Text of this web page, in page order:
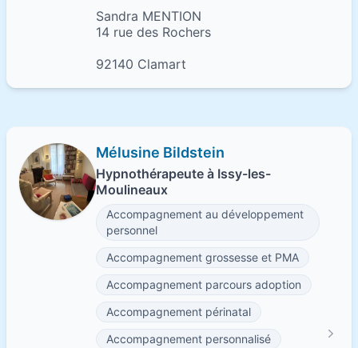
Sandra MENTION
14 rue des Rochers
92140 Clamart
Mélusine Bildstein
Hypnothérapeute à Issy-les-
Moulineaux
Accompagnement au développement
personnel
Accompagnement grossesse et PMA
Accompagnement parcours adoption
Accompagnement périnatal
Accompagnement personnalisé